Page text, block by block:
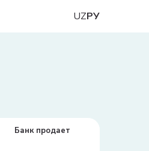
UZРУ
Банк продает